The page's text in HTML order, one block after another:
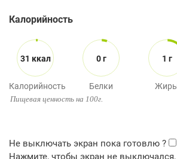
Калорийность
31 ккал
Калорийность
0 г
Белки
1 г
Пищевая ценность на 100г.